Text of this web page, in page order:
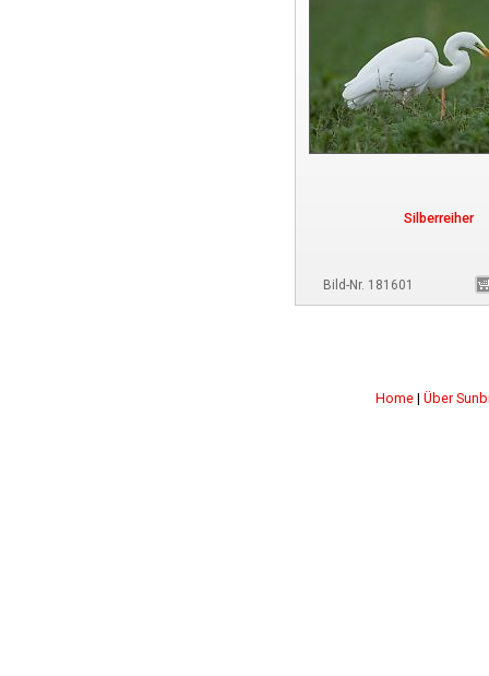
Silberreiher
Bild-Nr. 181601
Home | Über